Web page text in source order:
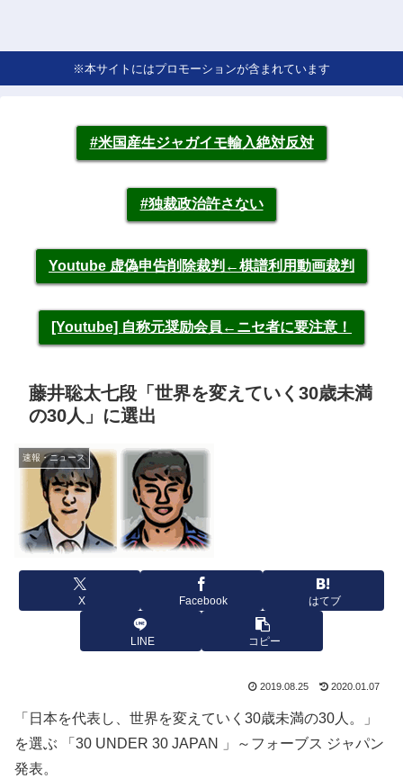
※本サイトにはプロモーションが含まれています
#米国産生ジャガイモ輸入絶対反対
#独裁政治許さない
Youtube 虚偽申告削除裁判←棋譜利用動画裁判
[Youtube] 自称元奨励会員←ニセ者に要注意！
藤井聡太七段「世界を変えていく30歳未満
の30人」に選出
速報・ニュース
X Facebook はてブ
LINE コピー
2019.08.25 2020.01.07
「日本を代表し、世界を変えていく30歳未満の30人。」
を選ぶ 「30 UNDER 30 JAPAN 」～フォーブス ジャパン
発表。